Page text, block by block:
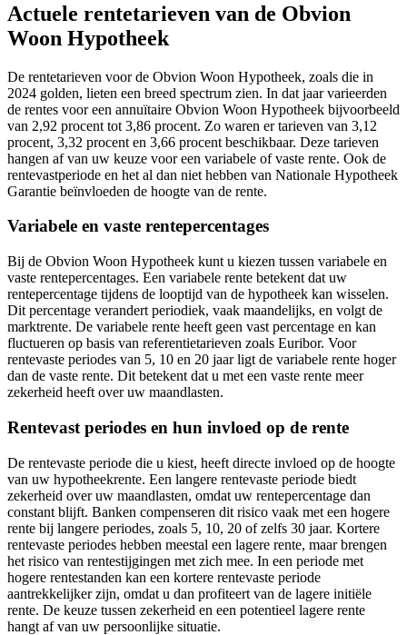
Actuele rentetarieven van de Obvion
Woon Hypotheek
De rentetarieven voor de Obvion Woon Hypotheek, zoals die in
2024 golden, lieten een breed spectrum zien. In dat jaar varieerden
de rentes voor een annuïtaire Obvion Woon Hypotheek bijvoorbeeld
van 2,92 procent tot 3,86 procent. Zo waren er tarieven van 3,12
procent, 3,32 procent en 3,66 procent beschikbaar. Deze tarieven
hangen af van uw keuze voor een variabele of vaste rente. Ook de
rentevastperiode en het al dan niet hebben van Nationale Hypotheek
Garantie beïnvloeden de hoogte van de rente.
Variabele en vaste rentepercentages
Bij de Obvion Woon Hypotheek kunt u kiezen tussen variabele en
vaste rentepercentages. Een variabele rente betekent dat uw
rentepercentage tijdens de looptijd van de hypotheek kan wisselen.
Dit percentage verandert periodiek, vaak maandelijks, en volgt de
marktrente. De variabele rente heeft geen vast percentage en kan
fluctueren op basis van referentietarieven zoals Euribor. Voor
rentevaste periodes van 5, 10 en 20 jaar ligt de variabele rente hoger
dan de vaste rente. Dit betekent dat u met een vaste rente meer
zekerheid heeft over uw maandlasten.
Rentevast periodes en hun invloed op de rente
De rentevaste periode die u kiest, heeft directe invloed op de hoogte
van uw hypotheekrente. Een langere rentevaste periode biedt
zekerheid over uw maandlasten, omdat uw rentepercentage dan
constant blijft. Banken compenseren dit risico vaak met een hogere
rente bij langere periodes, zoals 5, 10, 20 of zelfs 30 jaar. Kortere
rentevaste periodes hebben meestal een lagere rente, maar brengen
het risico van rentestijgingen met zich mee. In een periode met
hogere rentestanden kan een kortere rentevaste periode
aantrekkelijker zijn, omdat u dan profiteert van de lagere initiële
rente. De keuze tussen zekerheid en een potentieel lagere rente
hangt af van uw persoonlijke situatie.